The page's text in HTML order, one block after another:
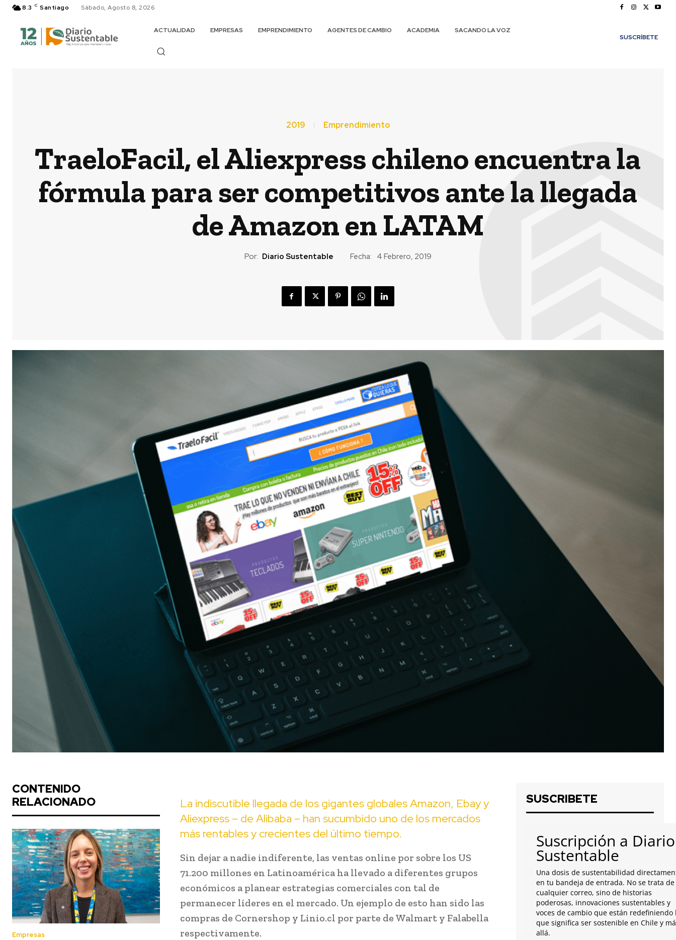
8.3 C Santiago Sábado, Agosto 8, 2026
ACTUALIDAD EMPRESAS EMPRENDIMIENTO AGENTES DE CAMBIO ACADEMIA
SACANDO LA VOZ
SUSCRÍBETE
2019 Emprendimiento
TraeloFacil, el Aliexpress chileno encuentra la
fórmula para ser competitivos ante la llegada
de Amazon en LATAM
Por: Diario Sustentable Fecha: 4 Febrero, 2019
CONTENIDO
RELACIONADO
Empresas
La indiscutible llegada de los gigantes globales Amazon, Ebay y
Aliexpress – de Alibaba – han sucumbido uno de los mercados
más rentables y crecientes del último tiempo.
Sin dejar a nadie indiferente, las ventas online por sobre los US
71.200 millones en Latinoamérica ha llevado a diferentes grupos
económicos a planear estrategias comerciales con tal de
permanecer líderes en el mercado. Un ejemplo de esto han sido las
compras de Cornershop y Linio.cl por parte de Walmart y Falabella
respectivamente.
SUSCRIBETE
Suscripción a Diario
Sustentable
Una dosis de sustentabilidad
en tu bandeja de entrada. No se trata de
cualquier correo, sino de historias
poderosas, innovaciones sustentables y
voces de cambio que están redefiniendo
que significa ser sostenible en Chile y
allá.